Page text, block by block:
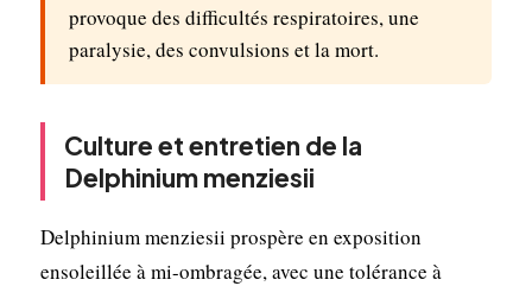
provoque des difficultés respiratoires, une
paralysie, des convulsions et la mort.
Culture et entretien de la
Delphinium menziesii
Delphinium menziesii prospère en exposition
ensoleillée à mi-ombragée, avec une tolérance à